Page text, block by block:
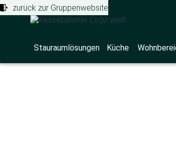
zurück zur Gruppenwebsite
Stauraumlösungen Küche